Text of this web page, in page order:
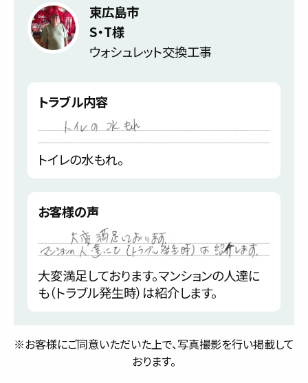
東広島市
S・T様
ウォシュレット交換工事
トラブル内容
トイレの水もれ。
お客様の声
大変満足しております。マンションの人達に
も（トラブル発生時）は紹介します。
※お客様にご同意いただいた上で、写真撮影を行い掲載して
おります。